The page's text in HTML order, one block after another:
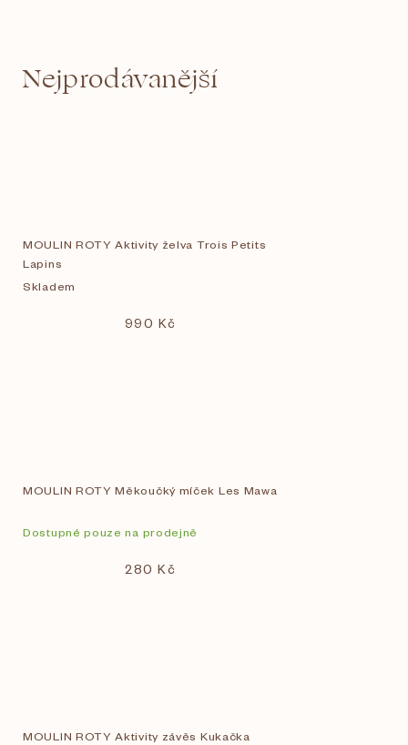
Nejprodávanější
MOULIN ROTY Aktivity želva Trois Petits
Lapins
Skladem
990 Kč
MOULIN ROTY Měkoučký míček Les Mawa
Dostupné pouze na prodejně
280 Kč
MOULIN ROTY Aktivity závěs Kukačka